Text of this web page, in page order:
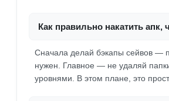
Как правильно накатить
Сначала делай бэкапы сейвов —
нужен. Главное — не удаляй
уровнями. В этом плане, это